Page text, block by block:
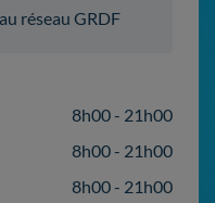
réseau GRDF
8h00 - 21h00
8h00 - 21h00
8h00 - 21h00